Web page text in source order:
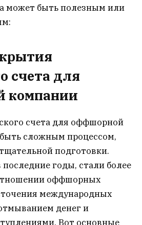
может быть полезным или
счета для
компании
счета для оффшорной
сложным процессом,
подготовки.
последние годы, стали более
оффшорных
международных
денег и
Вот основные